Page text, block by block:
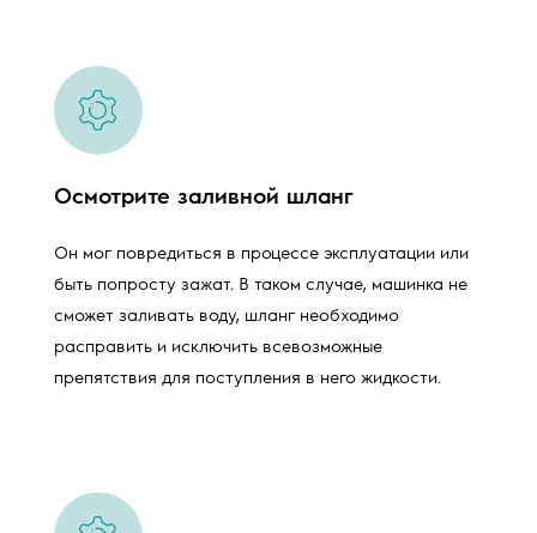
Осмотрите заливной шланг
Он мог повредиться в процессе эксплуатации или
быть попросту зажат. В таком случае, машинка не
сможет заливать воду, шланг необходимо
расправить и исключить всевозможные
препятствия для поступления в него жидкости.